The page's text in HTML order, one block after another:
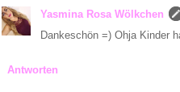
Yasmina Rosa Wölkchen
Dankeschön =) Ohja Kinder
Antworten